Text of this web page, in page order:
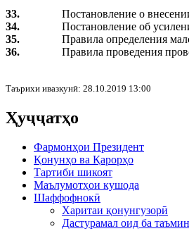
33.
Постановление о
34.
Постановление об
35.
Правила определения
36.
Правила проведения
Таърихи ивазкунӣ: 28.10.2019 13:00
Ҳуҷҷатҳо
Фармонҳои Президент
Қонунҳо ва Қарорҳо
Тартиби шикоят
Маълумотҳои кушода
Шаффофнокӣ
Харитаи қонунгузорӣ
Дастурамал оид ба